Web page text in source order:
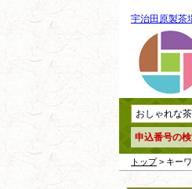
宇治田原製茶
申込番号の
トップ> キー